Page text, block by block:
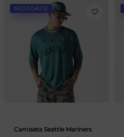
NOVIDADE
Camiseta Seattle Mariners